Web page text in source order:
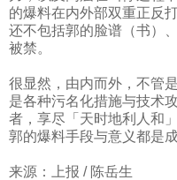
的爆料在内外部双重正反
还不包括郭的脸谱（书）
被禁。
很显然，由内而外，不管
是各种污名化措施与技术
者，享尽「天时地利人和
郭的爆料手段与意义都是成
来源：上报 / 陈岳生